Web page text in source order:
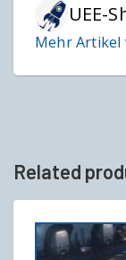
UEE-
Mehr Artikel
Related